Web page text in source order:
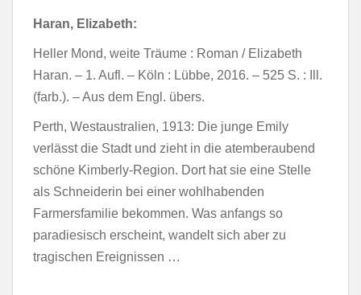
Haran, Elizabeth:
Heller Mond, weite Träume : Roman / Elizabeth
Haran. – 1. Aufl. – Köln : Lübbe, 2016. – 525 S. : Ill.
(farb.). – Aus dem Engl. übers.
Perth, Westaustralien, 1913: Die junge Emily
verlässt die Stadt und zieht in die atemberaubend
schöne Kimberly-Region. Dort hat sie eine Stelle
als Schneiderin bei einer wohlhabenden
Farmersfamilie bekommen. Was anfangs so
paradiesisch erscheint, wandelt sich aber zu
tragischen Ereignissen …